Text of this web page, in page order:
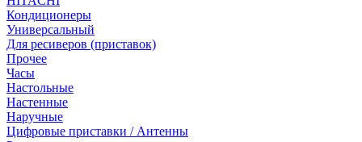
Кондиционеры
Универсальный
Для ресиверов (приставок)
Прочее
Часы
Настольные
Настенные
Наручные
Цифровые приставки / Антенны